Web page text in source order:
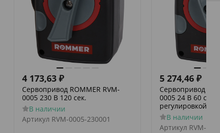
4 173,63 ₽
Сервопривод ROMMER RVM-
0005 230 В 120 сек.
В наличии
Артикул RVM-0005-230001
5 274,46 ₽
Сервопривод
0005 24 В 60
регулировкой по
В наличии
Артикул RVM-